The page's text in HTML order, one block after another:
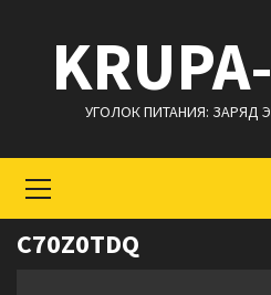
содержимому
УГОЛОК ПИТАНИЯ: ЗАРЯД
меню
C70Z0TDQ